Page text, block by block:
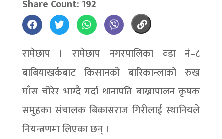
Share Count: 192
रामेछाप । रामेछाप नगरपालिका वडा नं–८
बाबियाखर्कबाट किसानको बारिकान्लाको रुख
घाँस चोरेर भाग्दै गर्दा थानापति बाख्रापालन कृषक
समुहका संचालक बिकासराज गिरीलाई स्थानियले
नियन्त्रणमा लिएका छन् ।